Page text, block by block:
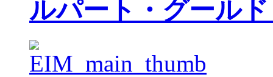
ルパート・グール